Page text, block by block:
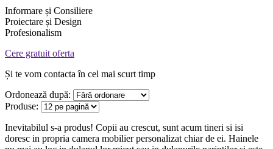
Informare și Consiliere
Proiectare și Design
Profesionalism
Cere gratuit oferta
Și te vom contacta în cel mai scurt timp
Ordonează după:
Produse:
Inevitabilul s-a produs! Copii au crescut, sunt acum tineri si isi
doresc in propria camera mobilier personalizat chiar de ei. Hainele